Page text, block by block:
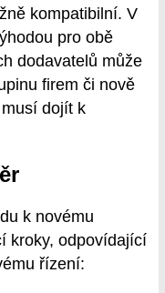
kompatibilní. V
pro obě
dodavatelů může
firem či nově
dojít k
k novému
kroky, odpovídající
řízení: